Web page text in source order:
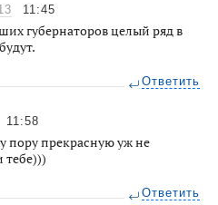
11:45
губернаторов целый ряд в
Ответить
11:58
пору прекрасную уж не
тебе)))
Ответить